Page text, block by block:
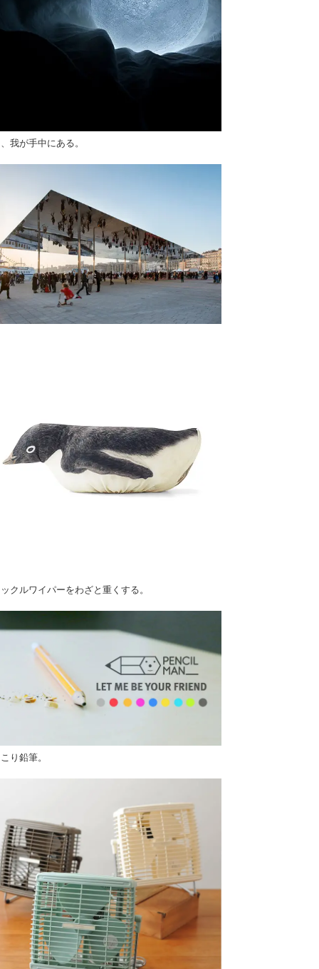
我が手中にある。
クルワイパーをわざと重くする。
り鉛筆。